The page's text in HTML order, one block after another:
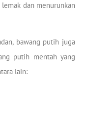
dan menurunkan
bawang putih juga
putih mentah yang
lain: